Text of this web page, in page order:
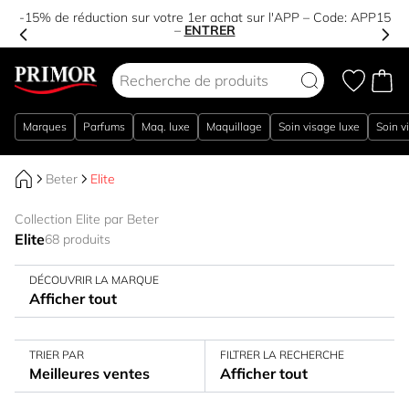
-15% de réduction sur votre 1er achat sur l'APP – Code: APP15
– ENTRER
Marques Parfums Maq. luxe Maquillage Soin visage luxe Soin
Beter Elite
Collection Elite par Beter
Elite68 produits
DÉCOUVRIR LA MARQUE
Afficher tout
TRIER PAR
Meilleures ventes
FILTRER LA RECHERCHE
Afficher tout